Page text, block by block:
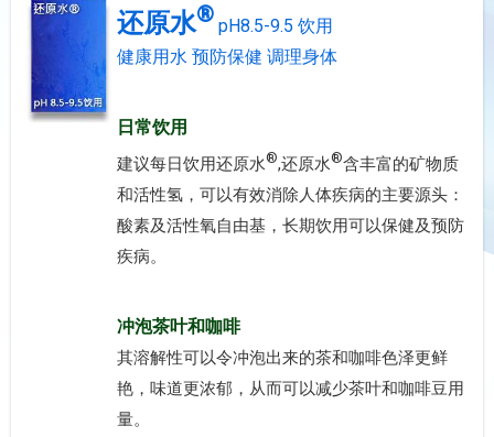
还原水® pH8.5-9.5 饮用
健康用水 预防保健 调理身体
日常饮用
建议每日饮用还原水®,还原水®含丰富的矿物质
和活性氢，可以有效消除人体疾病的主要源头：
酸素及活性氧自由基，长期饮用可以保健及预防
疾病。
冲泡茶叶和咖啡
其溶解性可以令冲泡出来的茶和咖啡色泽更鲜
艳，味道更浓郁，从而可以减少茶叶和咖啡豆用
量。